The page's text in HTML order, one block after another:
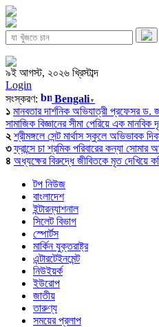
৯ই আগস্ট, ২০২৬ খ্রিস্টাব্দ
Login
সংস্করণ:
Bengali▼
১ মানবতার দার্শনিক অভিযাত্রী প্রফেসর ড.
সামাজিক বিজ্ঞানের সীমা পেরিয়ে এক মানবিক
২ শ্রীমঙ্গলে সেন্ট মার্থাস স্কুলে অভিভাবক
৩ ফ্রান্সে চা শ্রমিক পরিবারের কন্যা সোমার
৪ অধ্যক্ষের বিরুদ্ধে জীবিতকে মৃত দেখিয়ে
টপ নিউজ
বাংলাদেশ
ইন্টারন্যাশনাল
সিলেট বিভাগ
স্পোর্টস
মার্কিন যুক্তরাষ্ট্র
এন্টারটেইনমেন্ট
নিউইয়র্ক
ইউরোপ
জাতীয়
তারুণ্য
সময়ের প্রলাপ